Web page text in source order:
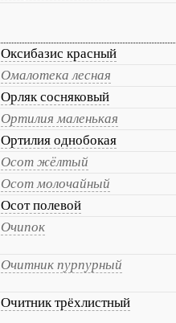
Оксибазис красный
Омалотека лесная
Орляк сосняковый
Ортилия маленькая
Ортилия однобокая
Осот жёлтый
Осот молочайный
Осот полевой
Очипок
Очитник пурпурный
Очитник трёхлистный